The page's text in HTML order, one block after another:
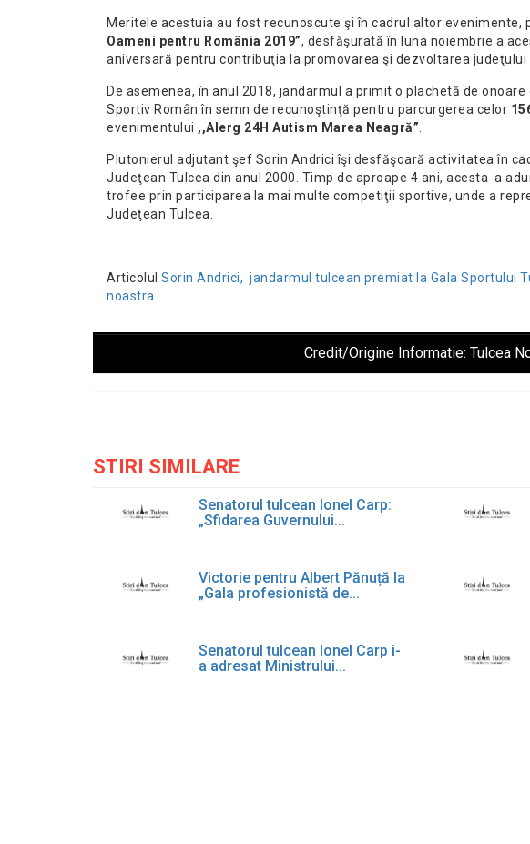
Meritele acestuia au fost recunoscute şi în cadrul altor evenimente,
Oameni pentru România 2019”, desfăşurată în luna noiembrie a
aniversară pentru contribuţia la promovarea şi dezvoltarea judeţului
De asemenea, în anul 2018, jandarmul a primit o plachetă de
Sportiv Român în semn de recunoştinţă pentru parcurgerea celor
evenimentului ,,Alerg 24H Autism Marea Neagră”
Plutonierul adjutant şef Sorin Andrici îşi desfăşoară activitatea în
Judeţean Tulcea din anul 2000. Timp de aproape 4 ani, acesta a
trofee prin participarea la mai multe competiţii sportive, unde a
Judeţean Tulcea.
Articolul Sorin Andrici, jandarmul tulcean premiat la Gala Sportului
noastra
Credit/Origine Informatie: Tulcea
STIRI SIMILARE
Senatorul tulcean Ionel Carp:
„Sfidarea Guvernului...
Victorie pentru Albert Pănuță la
„Gala profesionistă de...
Senatorul tulcean Ionel Carp i-
a adresat Ministrului...